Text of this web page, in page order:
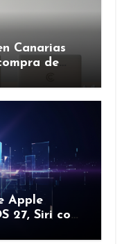
Canarias
de
Apple
27, Siri con